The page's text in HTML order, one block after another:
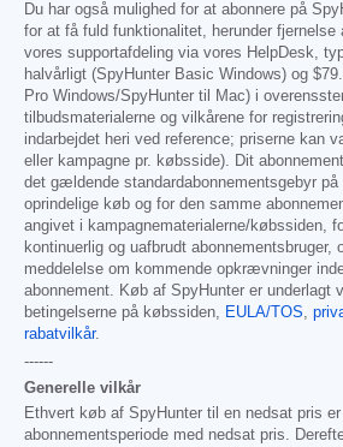
Du har også mulighed for at abonnere på
for at få fuld funktionalitet, herunder fjernelse
vores supportafdeling via vores HelpDesk,
halvårligt (SpyHunter Basic Windows) og
Pro Windows/SpyHunter til Mac) i
tilbudsmaterialerne og vilkårene for
indarbejdet heri ved reference; priserne kan
eller kampagne pr. købsside). Dit abonnement
det gældende standardabonnementsgebyr
oprindelige køb og for den samme
angivet i kampagnematerialerne/købssiden,
kontinuerlig og uafbrudt abonnementsbruger,
meddelelse om kommende opkrævninger
abonnement. Køb af SpyHunter er underlagt
betingelserne på købssiden, EULA/TOS,
rabatvilkår.
------
Generelle vilkår
Ethvert køb af SpyHunter til en nedsat pris
abonnementsperiode med nedsat pris.